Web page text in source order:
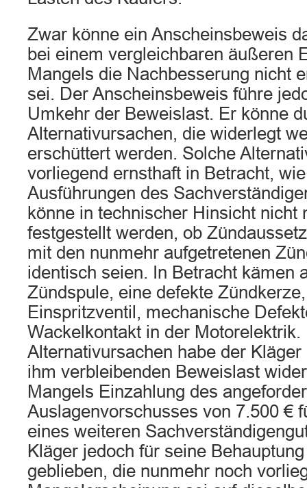
Zwar könne ein Anscheinsbeweis
bei einem vergleichbaren äußeren
Mangels die Nachbesserung nicht
sei. Der Anscheinsbeweis führe
Umkehr der Beweislast. Er könne
Alternativursachen, die widerlegt
erschüttert werden. Solche
vorliegend ernsthaft in Betracht,
Ausführungen des
könne in technischer Hinsicht nicht
festgestellt werden, ob
mit den nunmehr aufgetretenen
identisch seien. In Betracht kämen
Zündspule, eine defekte
Einspritzventil, mechanische
Wackelkontakt in der Motorelektrik.
Alternativursachen habe der
ihm verbleibenden Beweislast
Mangels Einzahlung des
Auslagenvorschusses von 7.500 €
eines weiteren
Kläger jedoch für seine
geblieben, die nunmehr noch